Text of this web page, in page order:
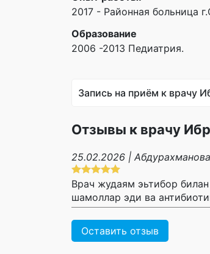
2017 - Районная больница
Образование
2006 -2013 Педиатрия.
Запись на приём к врачу
Отзывы к врачу
25.02.2026 |
Врач жудаям эьтибор
шамоллар эди ва
Оставить отзыв